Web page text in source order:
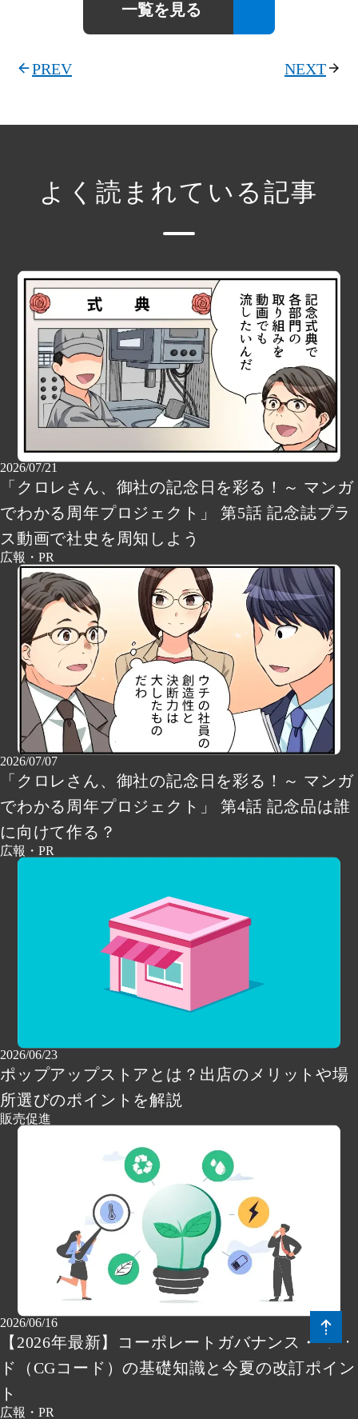
PREV
一覧を見る
NEXT
よく読まれている記事
2026/07/21
「クロレさん、御社の記念日を彩る！～ マンガ
でわかる周年プロジェクト」 第5話 記念誌プラ
ス動画で社史を周知しよう
広報・PR
2026/07/07
「クロレさん、御社の記念日を彩る！～ マンガ
でわかる周年プロジェクト」 第4話 記念品は誰
に向けて作る？
広報・PR
2026/06/23
ポップアップストアとは？出店のメリットや場
所選びのポイントを解説
販売促進
2026/06/16
【2026年最新】コーポレートガバナンス・コー
ド（CGコード）の基礎知識と今夏の改訂ポイン
ト
広報・PR